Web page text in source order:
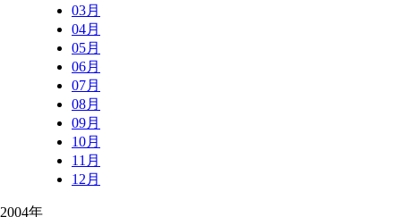
03月
04月
05月
06月
07月
08月
09月
10月
11月
12月
2004年